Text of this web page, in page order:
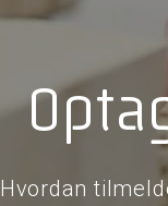
Hvordan